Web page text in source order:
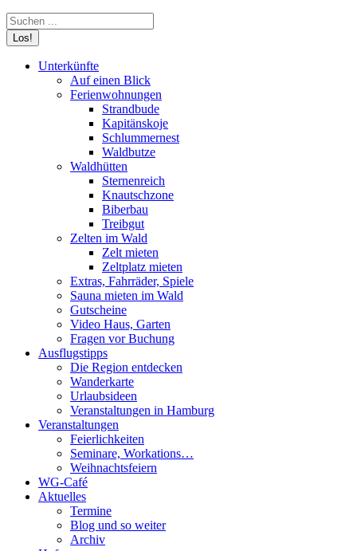
Search:
Unterkünfte
Auf einen Blick
Ferienwohnungen
Strandbude
Kapitänskoje
Schlummernest
Waldbutze
Waldhütten
Sternenreich
Knautschzone
Biberbau
Treibgut
Zelten im Wald
Zelt mieten
Zeltplatz mieten
Extras, Fahrräder, Spiele
Sauna mieten im Wald
Gutscheine
Video Haus, Garten
Fragen vor Buchung
Ausflugstipps
Die Region entdecken
Wanderkarte
Urlaubsideen
Veranstaltungen in Hamburg
Veranstaltungen
Feierlichkeiten
Seminare, Workations…
Weihnachtsfeiern
WG-Café
Aktuelles
Termine
Blog und so weiter
Archiv